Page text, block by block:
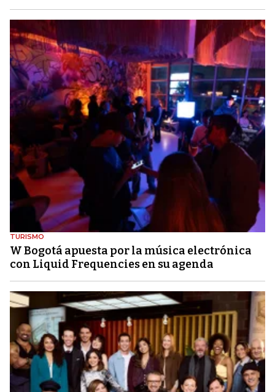
TURISMO
W Bogotá apuesta por la música electrónica
con Liquid Frequencies en su agenda